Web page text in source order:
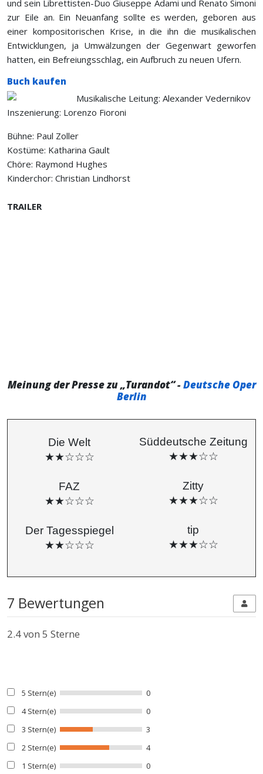
und sein Librettisten-Duo Giuseppe Adami und Renato Simoni
zur Eile an. Ein Neuanfang sollte es werden, geboren aus
einer kompositorischen Krise, in die ihn die musikalischen
Entwicklungen, ja Umwälzungen der Gegenwart geworfen
hatten, ein Befreiungsschlag, ein Aufbruch zu neuen Ufern.
Buch kaufen
Musikalische Leitung: Alexander Vedernikov
Inszenierung: Lorenzo Fioroni
Bühne: Paul Zoller
Kostüme: Katharina Gault
Chöre: Raymond Hughes
Kinderchor: Christian Lindhorst
TRAILER
Meinung der Presse zu „Turandot“ -Deutsche Oper
Berlin
Die Welt
★★☆☆☆
FAZ
★★☆☆☆
Der Tagesspiegel
★★☆☆☆
Süddeutsche Zeitung
★★★☆☆
Zitty
★★★☆☆
tip
★★★☆☆
7 Bewertungen
2.4von 5 Sterne
5 Stern(e)
0
4 Stern(e)
0
3 Stern(e)
3
2 Stern(e)
4
1 Stern(e)
0